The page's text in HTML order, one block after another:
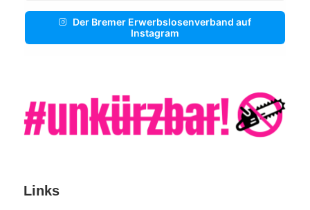
Der Bremer Erwerbslosenverband auf
Instagram
Links